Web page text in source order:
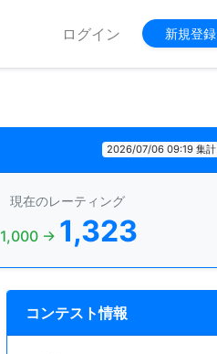
ログイン 新規登録
2026/07/06 09:19 集計
現在のレーティング
1,000 → 1,323
コンテスト情報